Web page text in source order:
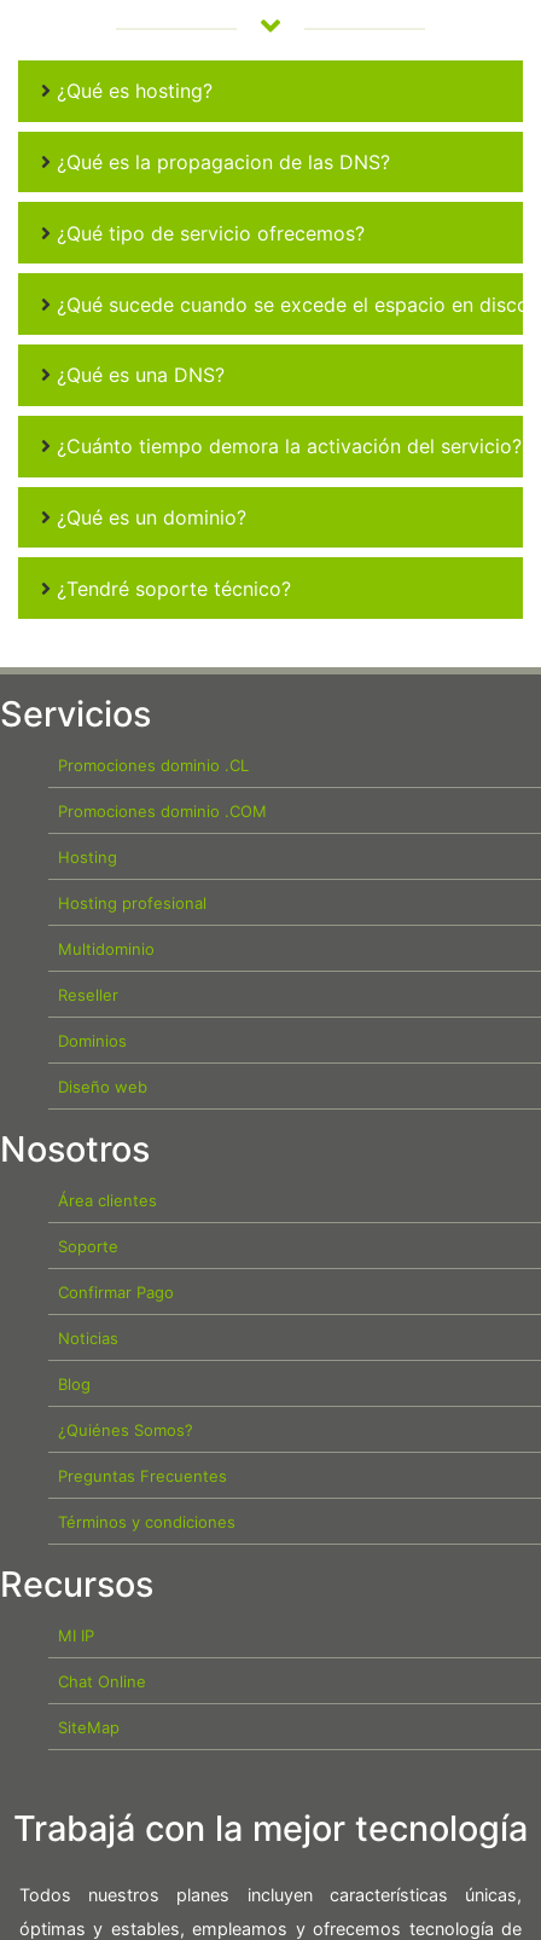
¿Qué es hosting?
¿Qué es la propagacion de las DNS?
¿Qué tipo de servicio ofrecemos?
¿Qué sucede cuando se excede el espacio en disco
¿Qué es una DNS?
¿Cuánto tiempo demora la activación del servicio?
¿Qué es un dominio?
¿Tendré soporte técnico?
Servicios
Promociones dominio .CL
Promociones dominio .COM
Hosting
Hosting profesional
Multidominio
Reseller
Dominios
Diseño web
Nosotros
Área clientes
Soporte
Confirmar Pago
Noticias
Blog
¿Quiénes Somos?
Preguntas Frecuentes
Términos y condiciones
Recursos
MI IP
Chat Online
SiteMap
Trabajá con la mejor tecnología
Todos nuestros planes incluyen características únicas,
óptimas y estables, empleamos y ofrecemos tecnología de